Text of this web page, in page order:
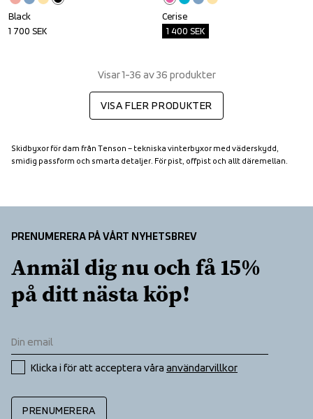
Black
1 700 SEK
Cerise
1 400 SEK
Visar 1-36 av 36 produkter
VISA FLER PRODUKTER
Skidbyxor för dam från Tenson – tekniska vinterbyxor med väderskydd,
smidig passform och smarta detaljer. För pist, offpist och allt däremellan.
PRENUMERERA PÅ VÅRT NYHETSBREV
Anmäl dig nu och få 15%
på ditt nästa köp!
Klicka i för att acceptera våra användarvillkor
PRENUMERERA